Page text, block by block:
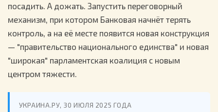
посадить. А дожать. Запустить переговорный
механизм, при котором Банковая начнёт терять
контроль, а на её месте появится новая конструкция
— "правительство национального единства" и новая
"широкая" парламентская коалиция с новым
центром тяжести.
УКРАИНА.РУ, 30 ИЮЛЯ 2025 ГОДА